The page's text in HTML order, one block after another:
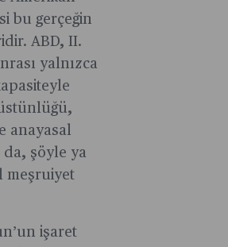
bu gerçeğin
ABD, II.
yalnızca
anayasal
da, şöyle ya
meşruiyet
işaret